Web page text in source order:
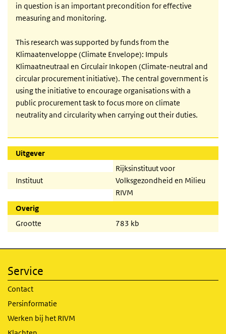
in question is an important precondition for effective
measuring and monitoring.
This research was supported by funds from the
Klimaatenveloppe (Climate Envelope): Impuls
Klimaatneutraal en Circulair Inkopen (Climate-neutral and
circular procurement initiative). The central government is
using the initiative to encourage organisations with a
public procurement task to focus more on climate
neutrality and circularity when carrying out their duties.
Uitgever
Instituut
Rijksinstituut voor
Volksgezondheid en Milieu
RIVM
Overig
Grootte
783 kb
Service
Contact
Persinformatie
Werken bij het RIVM